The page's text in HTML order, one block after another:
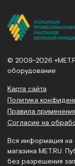
© 2009-2026
оборудование
Карта сайта
Политика
Правила
Согласие на
Вся информация на
магазина MET.RU.
без разрешения